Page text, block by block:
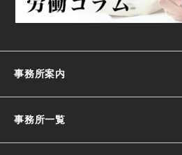
事務所案内
事務所一覧